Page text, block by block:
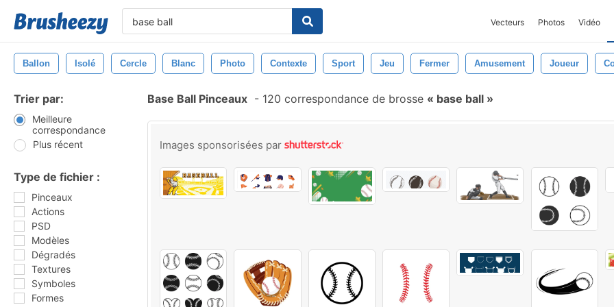
Vecteurs Photos Vidéo
Ballon Isolé Cercle Blanc Photo Contexte Sport Jeu Fermer Amusement Joueur
Trier par:
Meilleure
correspondance
Plus récent
Type de fichier :
Pinceaux
Actions
PSD
Modèles
Dégradés
Textures
Symboles
Formes
Base Ball Pinceaux - 120 correspondance de brosse base ball
Images sponsorisées par